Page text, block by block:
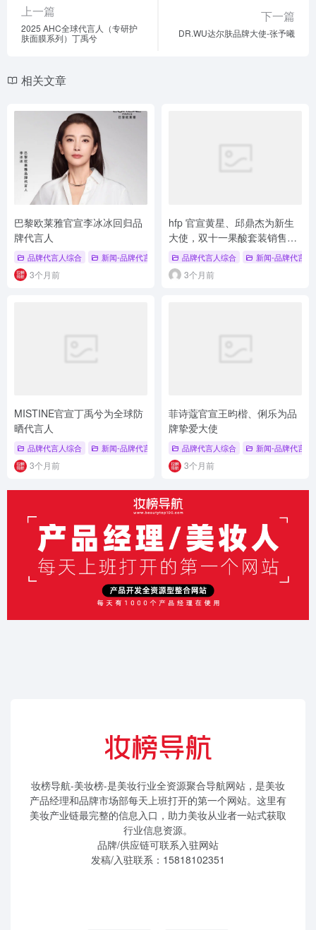
上一篇
2025 AHC全球代言人（专研护
肤面膜系列）丁禹兮
下一篇
DR.WU达尔肤品牌大使-张予曦
相关文章
巴黎欧莱雅官宣李冰冰回归品
牌代言人
品牌代言人综合 新闻-品牌代言人 # 品牌代言人 # 巴黎欧雅 # 李冰冰
3个月前
hfp 官宣黄星、邱鼎杰为新生
大使，双十一果酸套装销售破
千万品牌代言人综合 新闻-品牌代言人
3个月前
MISTINE官宣丁禹兮为全球防
晒代言人
品牌代言人综合 新闻-品牌代言人 # 品牌代言人 # MISTINE # 蜜丝婷
3个月前
菲诗蔻官宣王昀楷、俐乐为品
牌挚爱大使
品牌代言人综合 新闻-品牌代言人
3个月前
妆榜导航-美妆榜-是美妆行业全资源聚合导航网站，是美妆
产品经理和品牌市场部每天上班打开的第一个网站。这里有
美妆产业链最完整的信息入口，助力美妆从业者一站式获取
行业信息资源。
品牌/供应链可联系入驻网站
发稿/入驻联系：15818102351